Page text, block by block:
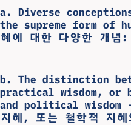
a. Diverse
the supreme form of
혜에 대한 다양한 개념
b. The distinction
practical wisdom, or
and political wisdom -
지혜, 또는 철학적 지